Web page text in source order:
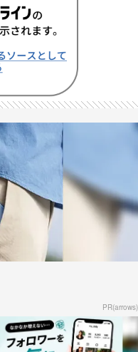
PR(arrows)